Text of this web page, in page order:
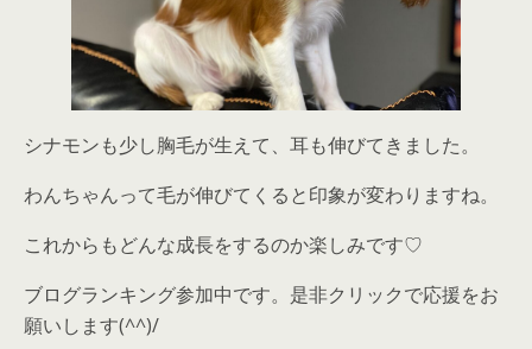
シナモンも少し胸毛が生えて、耳も伸びてきました。
わんちゃんって毛が伸びてくると印象が変わりますね。
これからもどんな成長をするのか楽しみです♡
ブログランキング参加中です。是非クリックで応援をお
願いします(^^)/